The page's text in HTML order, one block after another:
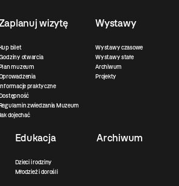
wizytę
bilet
otwarcia
muzeum
praktyczne
zwiedzania Muzeum
Jak dojechać
Wystawy
Wystawy czasowe
Wystawy stałe
Archiwum
Projekty
Edukacja
Dzieci i rodziny
Młodzież i dorośli
Archiwum